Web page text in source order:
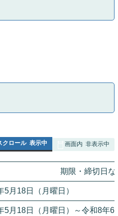
クロール 表示中 画面内 非表示中
期限・締切日な
5月18日（月曜日）
5月18日（月曜日）～令和8年6